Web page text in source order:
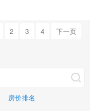
2 3 4 下一页
房价排名